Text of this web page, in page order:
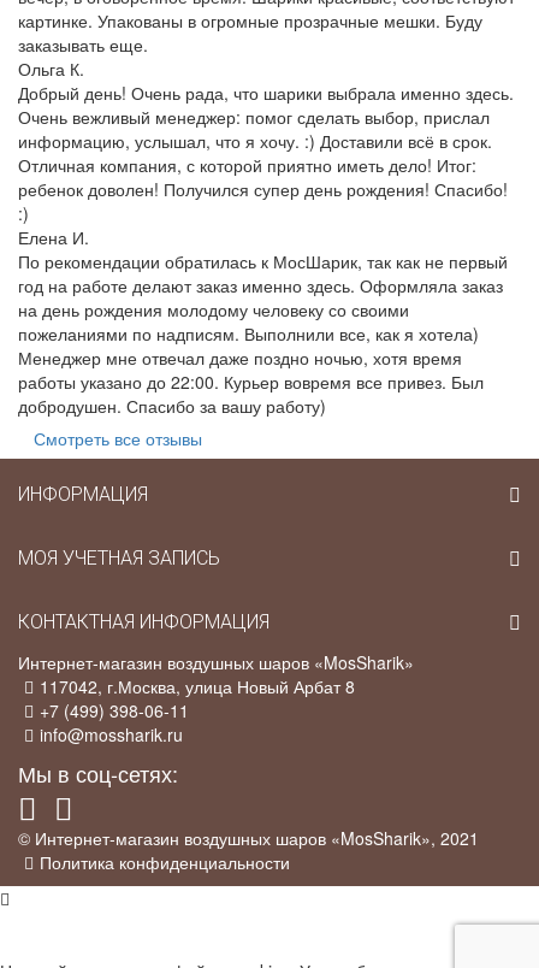
картинке. Упакованы в огромные прозрачные мешки. Буду
заказывать еще.
Ольга К.
Добрый день! Очень рада, что шарики выбрала именно здесь.
Очень вежливый менеджер: помог сделать выбор, прислал
информацию, услышал, что я хочу. :) Доставили всё в срок.
Отличная компания, с которой приятно иметь дело! Итог:
ребенок доволен! Получился супер день рождения! Спасибо!
:)
Елена И.
По рекомендации обратилась к МосШарик, так как не первый
год на работе делают заказ именно здесь. Оформляла заказ
на день рождения молодому человеку со своими
пожеланиями по надписям. Выполнили все, как я хотела)
Менеджер мне отвечал даже поздно ночью, хотя время
работы указано до 22:00. Курьер вовремя все привез. Был
добродушен. Спасибо за вашу работу)
Смотреть все отзывы
ИНФОРМАЦИЯ
МОЯ УЧЕТНАЯ ЗАПИСЬ
КОНТАКТНАЯ ИНФОРМАЦИЯ
Интернет-магазин воздушных шаров «MosSharik»
117042, г.Москва, улица Новый Арбат 8
+7 (499) 398-06-11
info@mossharik.ru
Мы в соц-сетях:
© Интернет-магазин воздушных шаров «MosSharik», 2021
Политика конфиденциальности